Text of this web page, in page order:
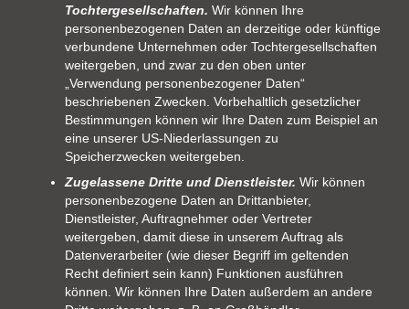
Tochtergesellschaften. Wir können Ihre
personenbezogenen Daten an derzeitige oder künftige
verbundene Unternehmen oder Tochtergesellschaften
weitergeben, und zwar zu den oben unter
„Verwendung personenbezogener Daten“
beschriebenen Zwecken. Vorbehaltlich gesetzlicher
Bestimmungen können wir Ihre Daten zum Beispiel an
eine unserer US-Niederlassungen zu
Speicherzwecken weitergeben.
Zugelassene Dritte und Dienstleister. Wir können
personenbezogene Daten an Drittanbieter,
Dienstleister, Auftragnehmer oder Vertreter
weitergeben, damit diese in unserem Auftrag als
Datenverarbeiter (wie dieser Begriff im geltenden
Recht definiert sein kann) Funktionen ausführen
können. Wir können Ihre Daten außerdem an andere